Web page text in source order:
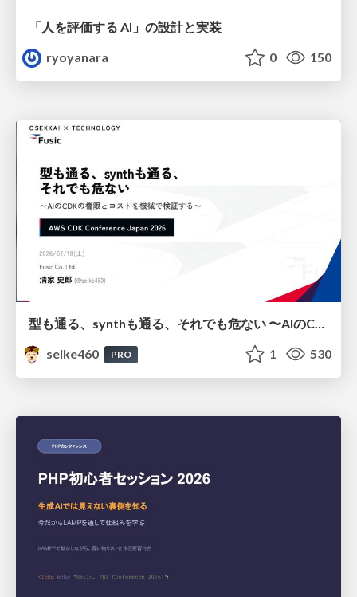
「人を評価する AI」の 設計と実装
ryoyanara
0 150
型も通る、synthも通る、それでも危ない 〜AIのCDKの権限とコストを機械で検証する〜 / It Passes Type Checks, It Passes Synth Checks, but It’s Still Risky — Automatically Verifying Permissions and Costs in AI’s CDK —
seike460
PRO 1 530